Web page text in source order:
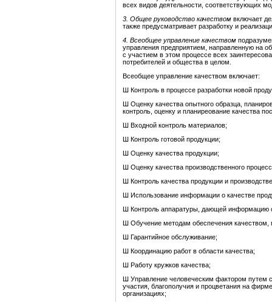
всех видов деятельности, соответствующих
3. Общее руководство качеством включает
также предусматривает разработку и
4. Всеобщее управление качеством
управления предприятием, направленную на
с участием в этом процессе всех
потребителей и общества в целом.
Всеобщее управление качеством включает:
Ш Контроль в процессе разработки новой
Ш Оценку качества опытного образца,
контроль, оценку и планиреование качества
Ш Входной контроль материалов;
Ш Контроль готовой продукции;
Ш Оценку качества продукции;
Ш Оценку качества производственного
Ш Контроль качества продукции и
Ш Использование информации о качестве
Ш Контроль аппаратуры, дающей информацию
Ш Обучение методам обеспечения
Ш Гарантийное обслуживание;
Ш Координацию работ в области качества;
Ш Работу кружков качества;
Ш Управление человеческим фактором путем
участия, благополучия и процветания на
организациях;